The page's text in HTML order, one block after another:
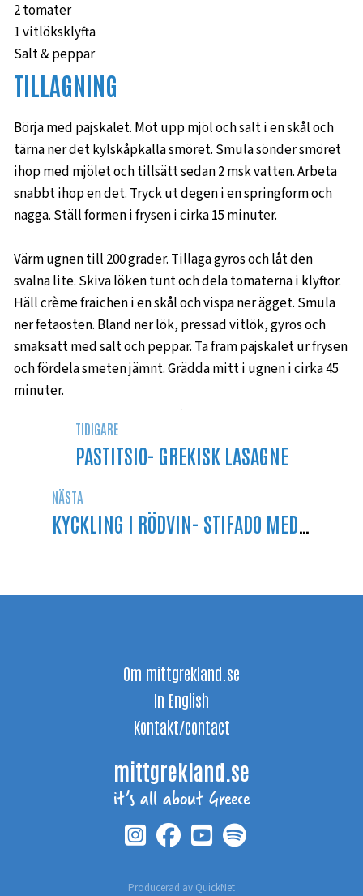
2 tomater
1 vitlöksklyfta
Salt & peppar
TILLAGNING
Börja med pajskalet. Möt upp mjöl och salt i en skål och
tärna ner det kylskåpkalla smöret. Smula sönder smöret
ihop med mjölet och tillsätt sedan 2 msk vatten. Arbeta
snabbt ihop en det. Tryck ut degen i en springform och
nagga. Ställ formen i frysen i cirka 15 minuter.
Värm ugnen till 200 grader. Tillaga gyros och låt den
svalna lite. Skiva löken tunt och dela tomaterna i klyftor.
Häll crème fraichen i en skål och vispa ner ägget. Smula
ner fetaosten. Bland ner lök, pressad vitlök, gyros och
smaksätt med salt och peppar. Ta fram pajskalet ur frysen
och fördela smeten jämnt. Grädda mitt i ugnen i cirka 45
minuter.
TIDIGARE
PASTITSIO- GREKISK LASAGNE
NÄSTA
Om mittgrekland.se
In English
Kontakt/contact
mittgrekland.se
it’s all about Greece
Producerad av QuickNet